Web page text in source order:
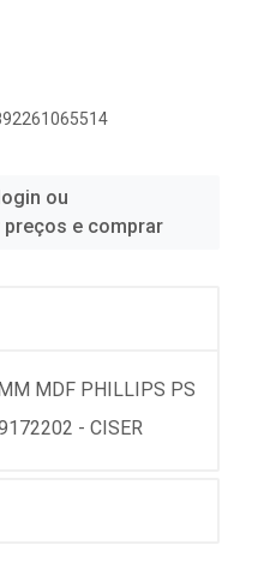
ou
e comprar
MDF PHILLIPS PS
- CISER